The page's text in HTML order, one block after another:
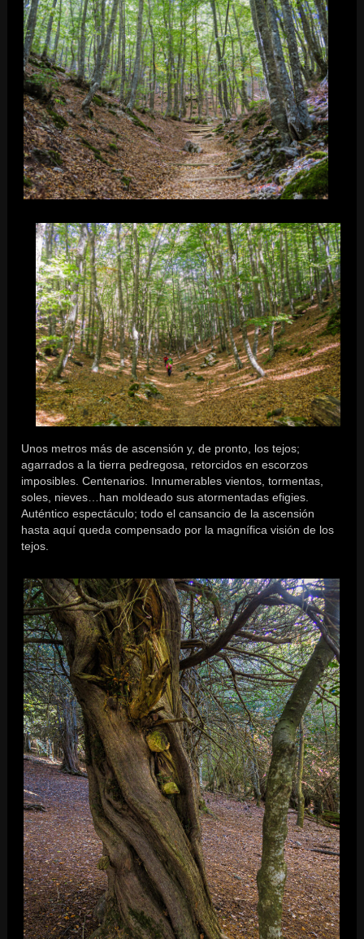
Unos metros más de ascensión y, de pronto, los tejos;
agarrados a la tierra pedregosa, retorcidos en escorzos
imposibles. Centenarios. Innumerables vientos, tormentas,
soles, nieves…han moldeado sus atormentadas efigies.
Auténtico espectáculo; todo el cansancio de la ascensión
hasta aquí queda compensado por la magnífica visión de los
tejos.